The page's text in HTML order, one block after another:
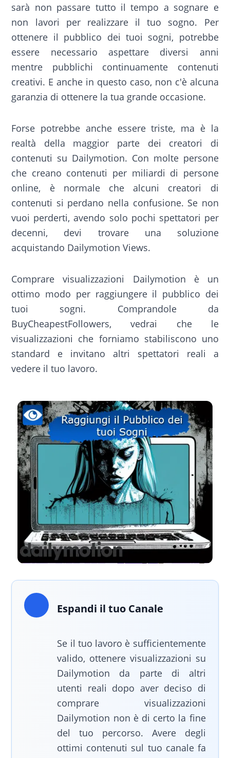
sarà non passare tutto il tempo a sognare e
non lavori per realizzare il tuo sogno. Per
ottenere il pubblico dei tuoi sogni, potrebbe
essere necessario aspettare diversi anni
mentre pubblichi continuamente contenuti
creativi. E anche in questo caso, non c'è alcuna
garanzia di ottenere la tua grande occasione.
Forse potrebbe anche essere triste, ma è la
realtà della maggior parte dei creatori di
contenuti su Dailymotion. Con molte persone
che creano contenuti per miliardi di persone
online, è normale che alcuni creatori di
contenuti si perdano nella confusione. Se non
vuoi perderti, avendo solo pochi spettatori per
decenni, devi trovare una soluzione
acquistando Dailymotion Views.
Comprare visualizzazioni Dailymotion è un
ottimo modo per raggiungere il pubblico dei
tuoi sogni. Comprandole da
BuyCheapestFollowers, vedrai che le
visualizzazioni che forniamo stabiliscono uno
standard e invitano altri spettatori reali a
vedere il tuo lavoro.
Espandi il tuo Canale
Se il tuo lavoro è sufficientemente
valido, ottenere visualizzazioni su
Dailymotion da parte di altri
utenti reali dopo aver deciso di
comprare visualizzazioni
Dailymotion non è di certo la fine
del tuo percorso. Avere degli
ottimi contenuti sul tuo canale fa